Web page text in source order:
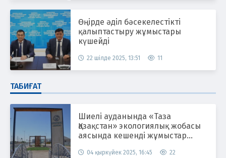
Өңірде әділ бәсекелестікті
қалыптастыру жұмыстары
күшейді
22 шілде 2025, 13:51 11
ТАБИҒАТ
Шиелі ауданында «Таза
Қазақстан» экологиялық жобасы
аясында кешенді жұмыстар
04 қыркүйек 2025, 16:45 22